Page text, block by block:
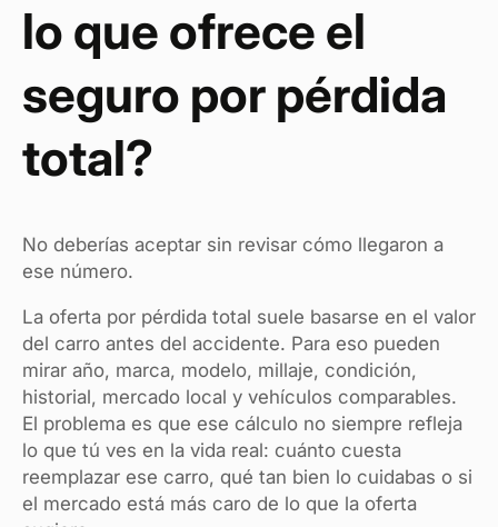
lo que ofrece el
seguro por pérdida
total?
No deberías aceptar sin revisar cómo llegaron a
ese número.
La oferta por pérdida total suele basarse en el valor
del carro antes del accidente. Para eso pueden
mirar año, marca, modelo, millaje, condición,
historial, mercado local y vehículos comparables.
El problema es que ese cálculo no siempre refleja
lo que tú ves en la vida real: cuánto cuesta
reemplazar ese carro, qué tan bien lo cuidabas o si
el mercado está más caro de lo que la oferta